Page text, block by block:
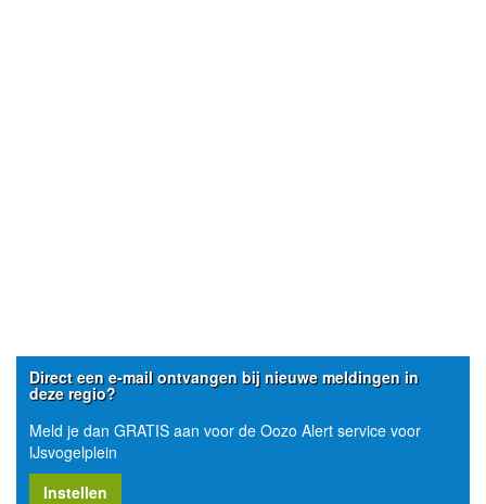
Direct een e-mail ontvangen bij nieuwe meldingen in
deze regio?
Meld je dan GRATIS aan voor de Oozo Alert service voor
IJsvogelplein
Instellen